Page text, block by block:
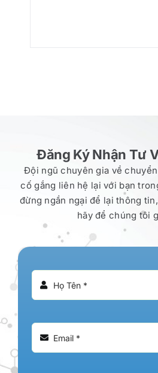
Đăng Ký Nhận Tư
Đội ngũ chuyên gia về
cố gắng liên hệ lại với bạn
đừng ngần ngại để lại thông
hãy để chúng tôi